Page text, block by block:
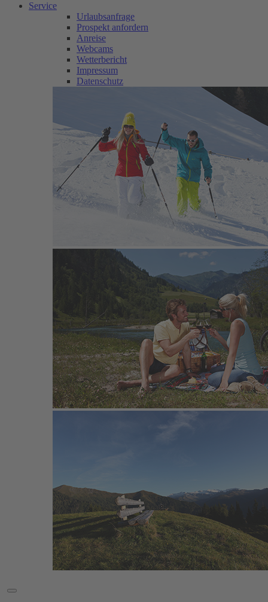
Service
Urlaubsanfrage
Prospekt anfordern
Anreise
Webcams
Wetterbericht
Impressum
Datenschutz